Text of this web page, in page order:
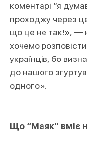
коментарі “я
проходжу через
що це не так!», —
хочемо
українців, бо
до нашого
одного».
Що “Маяк” вміє